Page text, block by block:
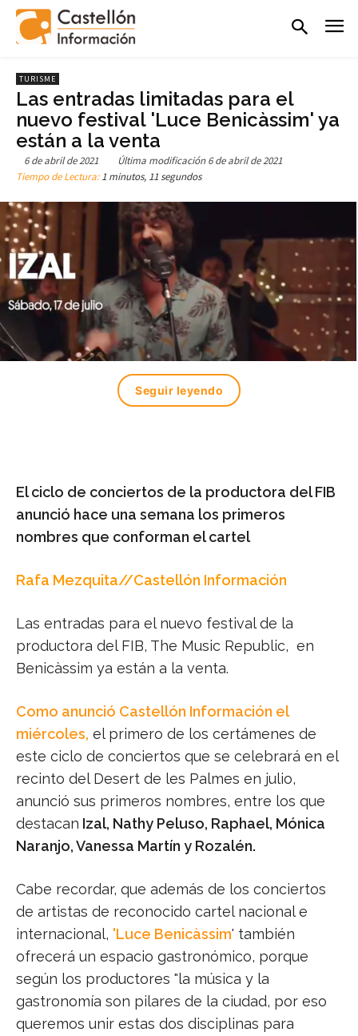
TURISME
Las entradas limitadas para el
nuevo festival 'Luce Benicàssim' ya
están a la venta
6 de abril de 2021 Última modificación 6 de abril de 2021
Tiempo de Lectura:1 minutos, 11 segundos
Seguir leyendo
El ciclo de conciertos de la productora del FIB
anunció hace una semana los primeros
nombres que conforman el cartel
Rafa Mezquita//Castellón Información
Las entradas para el nuevo festival de la
productora del FIB, The Music Republic, en
Benicàssim ya están a la venta.
Como anunció Castellón Información el
miércoles, el primero de los certámenes de
este ciclo de conciertos que se celebrará en el
recinto del Desert de les Palmes en julio,
anunció sus primeros nombres, entre los que
destacan Izal, Nathy Peluso, Raphael, Mónica
Naranjo, Vanessa Martín y Rozalén.
Cabe recordar, que además de los conciertos
de artistas de reconocido cartel nacional e
internacional, 'Luce Benicàssim' también
ofrecerá un espacio gastronómico, porque
según los productores "la música y la
gastronomía son pilares de la ciudad, por eso
queremos unir estas dos disciplinas para